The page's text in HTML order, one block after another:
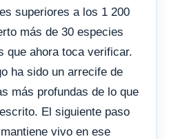
superiores a los 1 200
más de 30 especies
que ahora toca verificar.
ha sido un arrecife de
más profundas de lo que
El siguiente paso
vivo en ese